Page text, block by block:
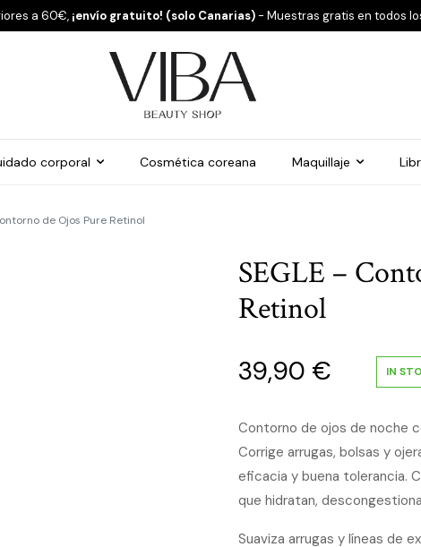
a 60€, ¡envío gratuito! (solo Canarias) - Muestras gratis en todos
corporal Cosmética coreana Maquillaje
de Ojos Pure Retinol
SEGLE –
Retinol
39,90 € IN
Contorno de ojos de noche
Corrige arrugas, bolsas y
eficacia y buena tolerancia.
que hidratan,
Suaviza arrugas y líneas de